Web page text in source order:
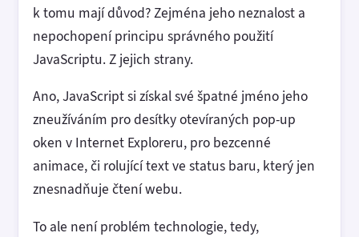
k tomu mají důvod? Zejména jeho neznalost a
nepochopení principu správného použití
JavaScriptu. Z jejich strany.
Ano, JavaScript si získal své špatné jméno jeho
zneužíváním pro desítky otevíraných pop-up
oken v Internet Exploreru, pro bezcenné
animace, či rolující text ve status baru, který jen
znesnadňuje čtení webu.
To ale není problém technologie, tedy,